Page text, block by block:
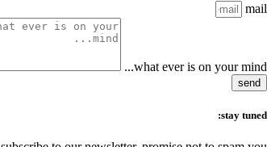
mail
what ever is on your mind...
send
stay tuned: